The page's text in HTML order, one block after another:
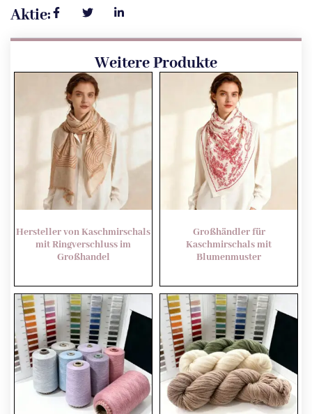
Aktie:
Weitere Produkte
Hersteller von Kaschmirschals
mit Ringverschluss im
Großhandel
Großhändler für
Kaschmirschals mit
Blumenmuster